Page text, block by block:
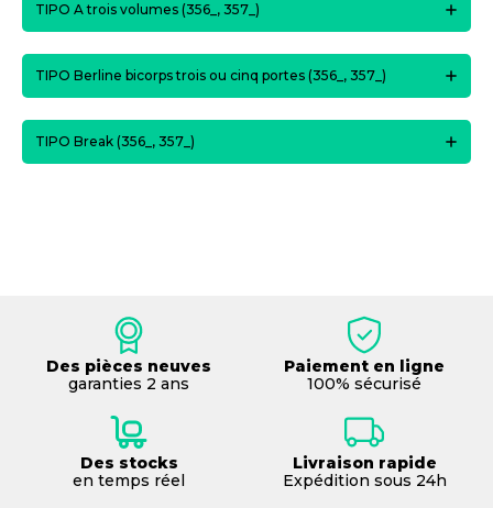
TIPO A trois volumes (356_, 357_)
TIPO Berline bicorps trois ou cinq portes (356_, 357_)
TIPO Break (356_, 357_)
Des pièces neuves
garanties 2 ans
Paiement en ligne
100% sécurisé
Des stocks
en temps réel
Livraison rapide
Expédition sous 24h